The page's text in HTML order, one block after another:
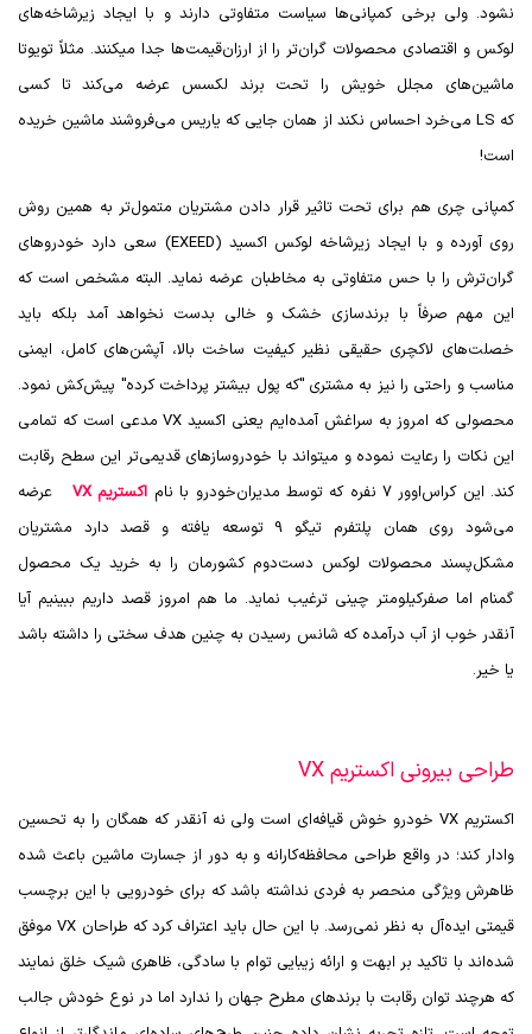
نشود. ولی برخی کمپانی‌ها سیاست متفاوتی دارند و با ایجاد زیرشاخه‌های
لوکس و اقتصادی محصولات گران‌تر را از ارزان‌قیمت‌ها جدا میکنند. مثلاً تویوتا
ماشین‌های مجلل خویش را تحت برند لکسس عرضه می‌کند تا کسی
که LS می‌خرد احساس نکند از همان جایی که یاریس می‌فروشند ماشین خریده
است!
کمپانی چری هم برای تحت تاثیر قرار دادن مشتریان متمول‌تر به همین روش
روی آورده و با ایجاد زیرشاخه‌ لوکس اکسید (EXEED) سعی دارد خودروهای
گران‌ترش را با حس متفاوتی به مخاطبان عرضه نماید. البته مشخص است که
این مهم صرفاً با برندسازی خشک و خالی بدست نخواهد آمد بلکه باید
خصلت‌های لاکچری حقیقی نظیر کیفیت ساخت بالا، آپشن‌های کامل، ایمنی
مناسب و راحتی را نیز به مشتری "که پول بیشتر پرداخت کرده" پیش‌کش نمود.
محصولی که امروز به سراغش آمده‌ایم یعنی اکسید VXمدعی است که تمامی
این نکات را رعایت نموده و میتواند با خودروسازهای قدیمی‌تر این سطح رقابت
کند. این کراس‌اوور 7 نفره که توسط مدیران‌خودرو با نام
اکستریم VX
عرضه
می‌شود روی همان پلتفرم تیگو 9 توسعه یافته و قصد دارد مشتریان
مشکل‌پسند محصولات لوکس دست‌دوم کشورمان را به خرید یک محصول
گمنام اما صفرکیلومتر چینی ترغیب نماید. ما هم امروز قصد داریم ببینیم آیا
آنقدر خوب از آب درآمده که شانس رسیدن به چنین هدف سختی را داشته باشد
یا خیر.
طراحی بیرونی اکستریم VX
اکستریم VXخودرو خوش قیافه‌ای است ولی نه آنقدر که همگان را به تحسین
وادار کند؛ در واقع طراحی محافظه‌کارانه و به دور از جسارت ماشین باعث شده
ظاهرش ویژگی منحصر به فردی نداشته باشد که برای خودرویی با این برچسب
قیمتی ایده‌آل به نظر نمی‌رسد. با این حال باید اعتراف کرد که طراحان VXموفق
شده‌اند با تاکید بر ابهت و ارائه زیبایی توام با سادگی، ظاهری شیک خلق نمایند
که هرچند توان رقابت با برندهای مطرح جهان را ندارد اما در نوع خودش جالب